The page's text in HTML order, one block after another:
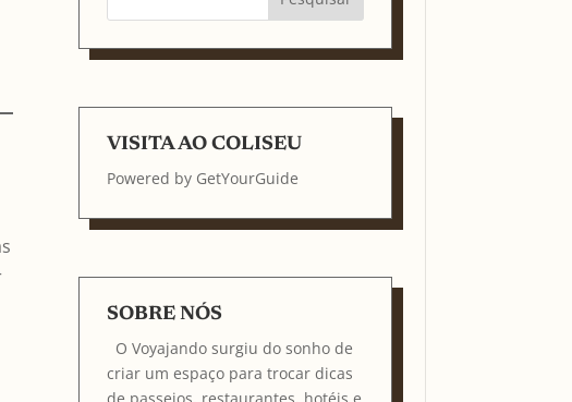
VISITA AO COLISEU
Powered by GetYourGuide
SOBRE NÓS
O Voyajando surgiu do sonho de
criar um espaço para trocar dicas